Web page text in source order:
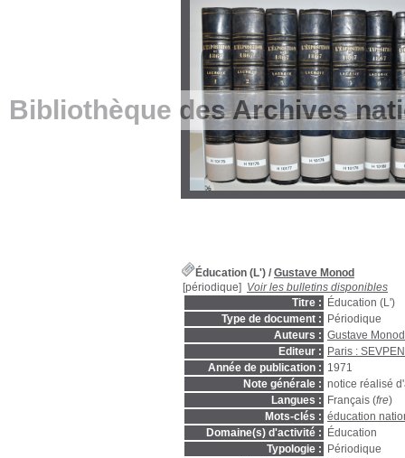
Bibliothèque des Archives
Éducation (L') / Gustave Monod
[périodique] Voir les bulletins disponibles
Titre :
Éducation (L')
Type de document :
Périodique
Auteurs : Gustave Monod
Editeur :
Paris : SEVPEN
Année de publication : 1971
Note générale : notice réalisé
Langues :
Français (fre)
Mots-clés : éducation
Domaine(s) d'activité :
Éducation
Typologie :
Périodique